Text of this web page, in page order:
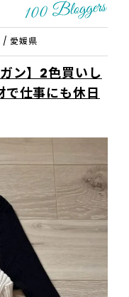
/ 愛媛県
ン】2色買いし
で仕事にも休日